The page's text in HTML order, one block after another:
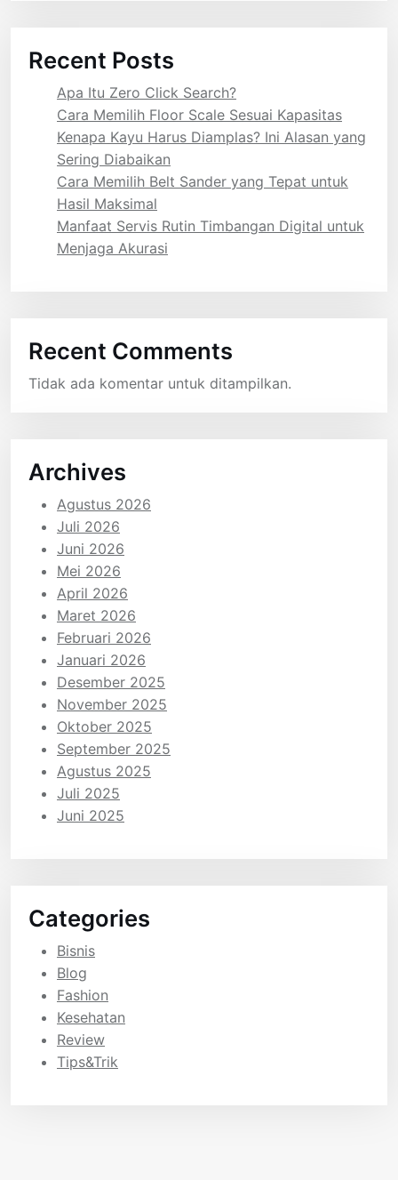
Recent Posts
Apa Itu Zero Click Search?
Cara Memilih Floor Scale Sesuai Kapasitas
Kenapa Kayu Harus Diamplas? Ini Alasan yang
Sering Diabaikan
Cara Memilih Belt Sander yang Tepat untuk
Hasil Maksimal
Manfaat Servis Rutin Timbangan Digital untuk
Menjaga Akurasi
Recent Comments
Tidak ada komentar untuk ditampilkan.
Archives
Agustus 2026
Juli 2026
Juni 2026
Mei 2026
April 2026
Maret 2026
Februari 2026
Januari 2026
Desember 2025
November 2025
Oktober 2025
September 2025
Agustus 2025
Juli 2025
Juni 2025
Categories
Bisnis
Blog
Fashion
Kesehatan
Review
Tips&Trik